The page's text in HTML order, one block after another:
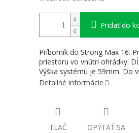
Pridať do
Príborník do Strong Max 16.
priestoru vo vnútri ohrádky.
Výška systému je 59mm. Do
Detailné informácie
TLAČ OPÝTAŤ SA